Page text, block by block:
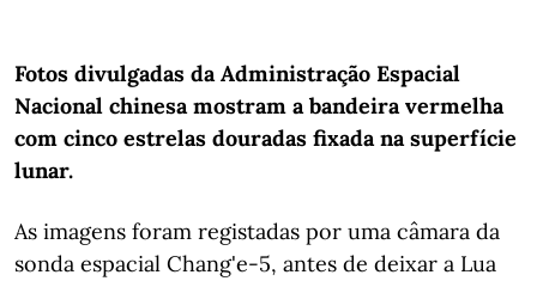
Fotos divulgadas da Administração Espacial
Nacional chinesa mostram a bandeira vermelha
com cinco estrelas douradas fixada na superfície
lunar.
As imagens foram registadas por uma câmara da
sonda espacial Chang'e-5, antes de deixar a Lua